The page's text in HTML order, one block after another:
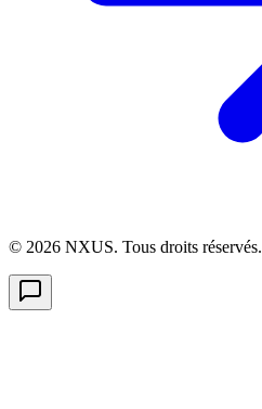
© 2026 NXUS. Tous droits réservés.